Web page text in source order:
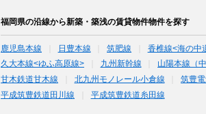
福岡県の沿線から新築・築浅の賃貸物件物件を探す
鹿児島本線 日豊本線 筑肥線 香椎線<海の中
久大本線<ゆふ高原線>
九州新幹線 山陽本線（中
甘木鉄道甘木線
北九州モノレール小倉線 筑豊
平成筑豊鉄道田川線
平成筑豊鉄道糸田線